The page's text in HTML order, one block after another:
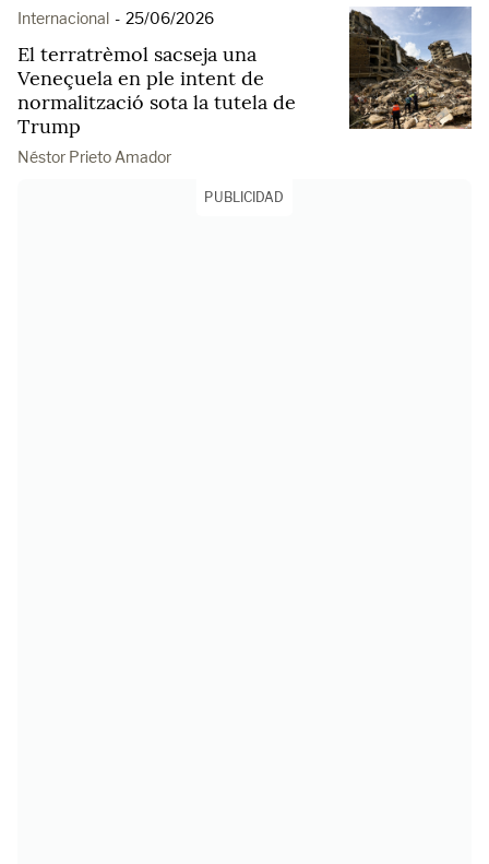
Internacional - 25/06/2026
El terratrèmol sacseja una
Veneçuela en ple intent de
normalització sota la tutela de
Trump
Néstor Prieto Amador
PUBLICIDAD